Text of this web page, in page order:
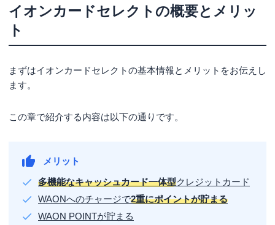
▼保有資格
日本証券アナリスト協会検定会員
ファイナンシャルプランナー(AFP)
日本アクチュアリー会研究会員
先に知っておこう！イオンカードセレクトのデメ
旅行保険が付帯されていない
まとめ
イオンカードセレクトの口コミ (20件)
イオンカードセレクトの概要とメリッ
ト
まずはイオンカードセレクトの基本情報とメリットをお伝えし
ます。
この章で紹介する内容は以下の通りです。
メリット
多機能なキャッシュカード一体型クレジットカード
WAONへのチャージで2重にポイントが貯まる
WAON POINTが貯まる